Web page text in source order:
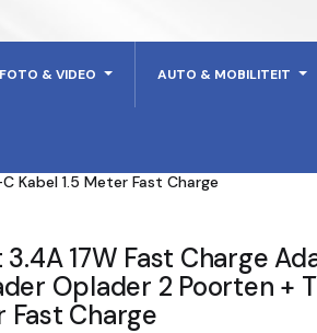
FOTO & VIDEO AUTO & MOBILITEIT
Kabel 1.5 Meter Fast Charge
3.4A 17W Fast Charge
Oplader 2 Poorten +
Fast Charge